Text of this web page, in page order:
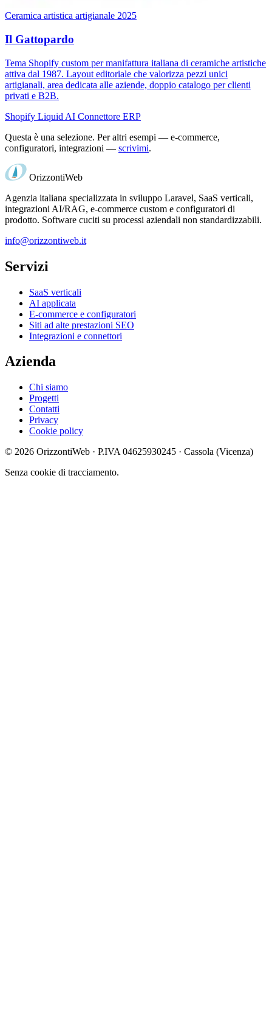
Ceramica artistica artigianale 2025
Il Gattopardo
Tema Shopify custom per manifattura italiana di ceramiche artistiche
attiva dal 1987. Layout editoriale che valorizza pezzi unici
artigianali, area dedicata alle aziende, doppio catalogo per clienti
privati e B2B.
Shopify Liquid AI Connettore ERP
Questa è una selezione. Per altri esempi — e-commerce,
configuratori, integrazioni — scrivimi.
OrizzontiWeb
Agenzia italiana specializzata in sviluppo Laravel, SaaS verticali,
integrazioni AI/RAG, e-commerce custom e configuratori di
prodotto. Software cuciti su processi aziendali non standardizzabili.
info@orizzontiweb.it
Servizi
SaaS verticali
AI applicata
E-commerce e configuratori
Siti ad alte prestazioni SEO
Integrazioni e connettori
Azienda
Chi siamo
Progetti
Contatti
Privacy
Cookie policy
© 2026 OrizzontiWeb · P.IVA 04625930245 · Cassola (Vicenza)
Senza cookie di tracciamento.